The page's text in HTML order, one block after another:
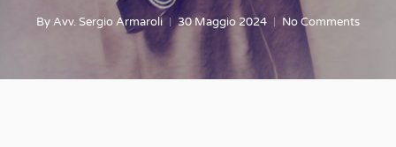
ByAvv. Sergio Armaroli 30 Maggio 2024 No Comments